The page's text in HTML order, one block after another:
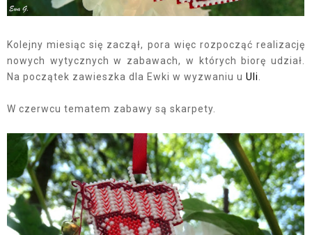
Kolejny miesiąc się zaczął, pora więc rozpocząć realizację
nowych wytycznych w zabawach, w których biorę udział.
Na początek zawieszka dla Ewki w wyzwaniu u Uli
W czerwcu tematem zabawy są skarpety.